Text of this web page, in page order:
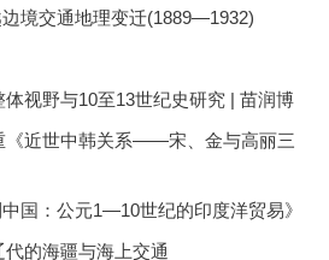
境交通地理变迁(1889—1932)
体视野与10至13世纪史研究 | 苗润博
《近世中韩关系——宋、金与高丽三
国：公元1—10世纪的印度洋贸易》
的海疆与海上交通